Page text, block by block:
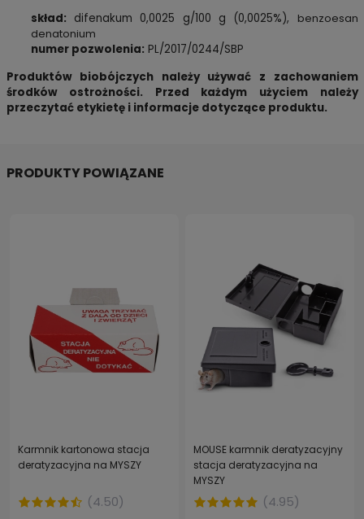
skład: difenakum 0,0025 g/100 g (0,0025%), benzoesan
denatonium
numer pozwolenia: PL/2017/0244/SBP
Produktów biobójczych należy używać z zachowaniem
środków ostrożności. Przed każdym użyciem należy
przeczytać etykietę i informacje dotyczące produktu.
PRODUKTY POWIĄZANE
Karmnik kartonowa stacja
deratyzacyjna na MYSZY
(4.50)
MOUSE karmnik deratyzacyjny
stacja deratyzacyjna na
MYSZY
(4.95)